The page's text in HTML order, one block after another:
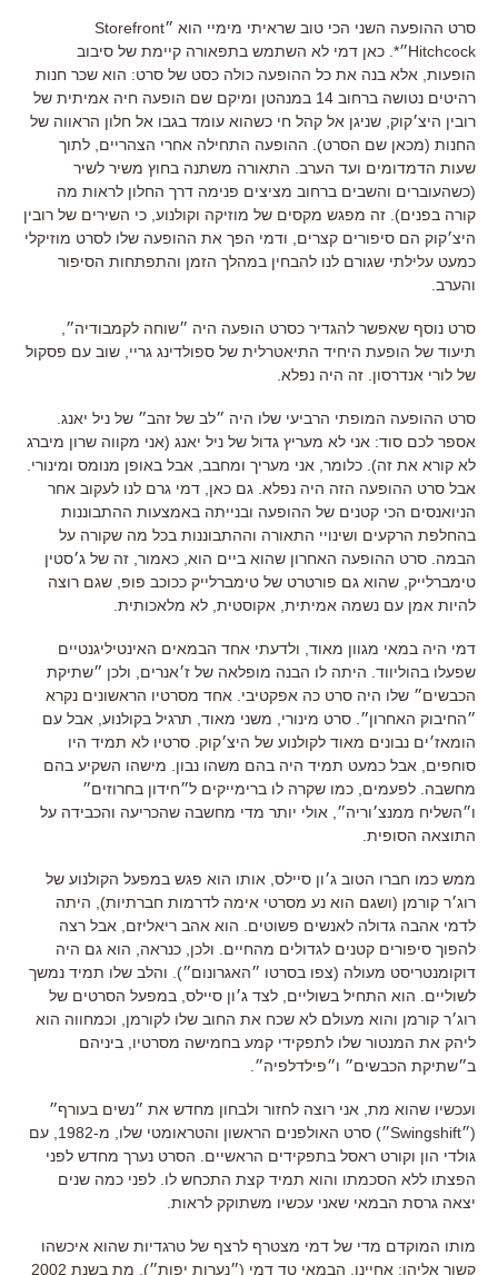
סרט ההופעה השני הכי טוב שראיתי מימיי הוא ״Storefront
Hitchcock״*. כאן דמי לא השתמש בתפאורה קיימת של סיבוב
הופעות, אלא בנה את כל ההופעה כולה כסט של סרט: הוא שכר חנות
רהיטים נטושה ברחוב 14 במנהטן ומיקם שם הופעה חיה אמיתית של
רובין היצ׳קוק, שניגן אל קהל חי כשהוא עומד בגבו אל חלון הראווה של
החנות (מכאן שם הסרט). ההופעה התחילה אחרי הצהריים, לתוך
שעות הדמדומים ועד הערב. התאורה משתנה בחוץ משיר לשיר
(כשהעוברים והשבים ברחוב מציצים פנימה דרך החלון לראות מה
קורה בפנים). זה מפגש מקסים של מוזיקה וקולנוע, כי השירים של רובין
היצ׳קוק הם סיפורים קצרים, ודמי הפך את ההופעה שלו לסרט מוזיקלי
כמעט עלילתי שגורם לנו להבחין במהלך הזמן והתפתחות הסיפור
והערב.
סרט נוסף שאפשר להגדיר כסרט הופעה היה ״שוחה לקמבודיה״,
תיעוד של הופעת היחיד התיאטרלית של ספולדינג גריי, שוב עם פסקול
של לורי אנדרסון. זה היה נפלא.
סרט ההופעה המופתי הרביעי שלו היה ״לב של זהב״ של ניל יאנג.
אספר לכם סוד: אני לא מעריץ גדול של ניל יאנג (אני מקווה שרון מיברג
לא קורא את זה). כלומר, אני מעריך ומחבב, אבל באופן מנומס ומינורי.
אבל סרט ההופעה הזה היה נפלא. גם כאן, דמי גרם לנו לעקוב אחר
הניואנסים הכי קטנים של ההופעה ובנייתה באמצעות ההתבוננות
בהחלפת הרקעים ושינויי התאורה וההתבוננות בכל מה שקורה על
הבמה. סרט ההופעה האחרון שהוא ביים הוא, כאמור, זה של ג׳סטין
טימברלייק, שהוא גם פורטרט של טימברלייק ככוכב פופ, שגם רוצה
להיות אמן עם נשמה אמיתית, אקוסטית, לא מלאכותית.
דמי היה במאי מגוון מאוד, ולדעתי אחד הבמאים האינטיליגנטיים
שפעלו בהוליווד. היתה לו הבנה מופלאה של ז׳אנרים, ולכן ״שתיקת
הכבשים״ שלו היה סרט כה אפקטיבי. אחד מסרטיו הראשונים נקרא
״החיבוק האחרון״. סרט מינורי, משני מאוד, תרגיל בקולנוע, אבל עם
הומאז׳ים נבונים מאוד לקולנוע של היצ׳קוק. סרטיו לא תמיד היו
סוחפים, אבל כמעט תמיד היה בהם משהו נבון. מישהו השקיע בהם
מחשבה. לפעמים, כמו שקרה לו ברימייקים ל״חידון בחרוזים״
ו״השליח ממנצ׳וריה״, אולי יותר מדי מחשבה שהכריעה והכבידה על
התוצאה הסופית.
ממש כמו חברו הטוב ג׳ון סיילס, אותו הוא פגש במפעל הקולנוע של
רוג׳ר קורמן (ושגם הוא נע מסרטי אימה לדרמות חברתיות), היתה
לדמי אהבה גדולה לאנשים פשוטים. הוא אהב ריאליזם, אבל רצה
להפוך סיפורים קטנים לגדולים מהחיים. ולכן, כנראה, הוא גם היה
דוקומנטריסט מעולה (צפו בסרטו ״האגרונום״). והלב שלו תמיד נמשך
לשוליים. הוא התחיל בשוליים, לצד ג׳ון סיילס, במפעל הסרטים של
רוג׳ר קורמן והוא מעולם לא שכח את החוב שלו לקורמן, וכמחווה הוא
ליהק את המנטור שלו לתפקידי קמע בחמישה מסרטיו, ביניהם
ב״שתיקת הכבשים״ ו״פילדלפיה״.
ועכשיו שהוא מת, אני רוצה לחזור ולבחון מחדש את ״נשים בעורף״
(״Swingshift״) סרט האולפנים הראשון והטראומטי שלו, מ-1982, עם
גולדי הון וקורט ראסל בתפקידים הראשיים. הסרט נערך מחדש לפני
הפצתו ללא הסכמתו והוא תמיד קצת התכחש לו. לפני כמה שנים
יצאה גרסת הבמאי שאני עכשיו משתוקק לראות.
מותו המוקדם מדי של דמי מצטרף לרצף של טרגדיות שהוא איכשהו
קשור אליהן: אחיינו, הבמאי טד דמי (״נערות יפות״), מת בשנת 2002